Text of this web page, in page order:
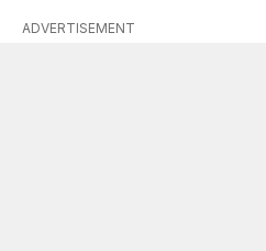
ADVERTISEMENT